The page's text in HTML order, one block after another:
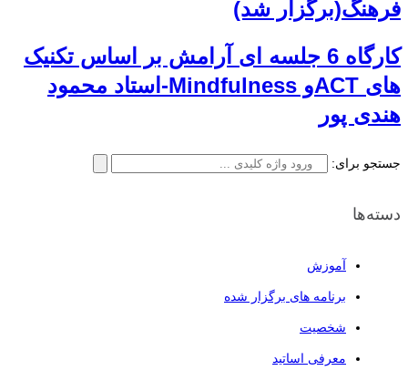
فرهنگ(برگزار شد)
کارگاه 6 جلسه ای آرامش بر اساس تکنیک
های ACTو Mindfulness-استاد محمود
هندی پور
جستجو برای:
دسته‌ها
آموزش
برنامه های برگزار شده
شخصیت
معرفی اساتید